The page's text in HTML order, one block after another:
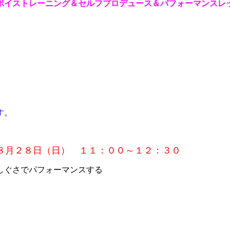
ストレーニング＆セルフプロデュース＆パフォーマンスレ
月２８日（日） １１：００～１２：３０
さでパフォーマンスする